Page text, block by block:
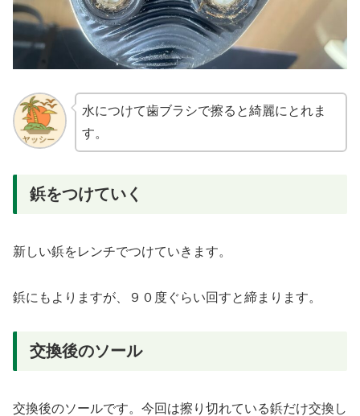
水につけて歯ブラシで擦ると綺麗にとれま
す。
鋲をつけていく
新しい鋲をレンチでつけていきます。
鋲にもよりますが、９０度ぐらい回すと締まります。
交換後のソール
交換後のソールです。今回は擦り切れている鋲だけ交換し